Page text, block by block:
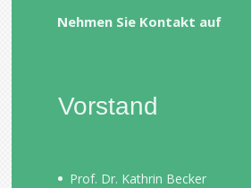
Nehmen Sie Kontakt auf
Vorstand
Prof. Dr. Kathrin Becker